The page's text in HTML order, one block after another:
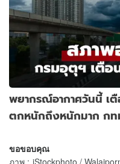
พยากรณ์อากาศวันนี้ เ
ตกหนักถึงหนักมาก กท
ขอขอบคุณ